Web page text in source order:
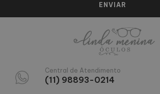
Central de Atendimento
(11) 98893-0214